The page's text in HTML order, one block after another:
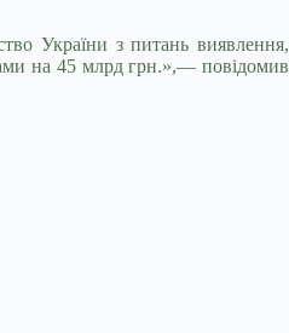
України з питань виявлення,
на 45 млрд грн.»,— повідомив